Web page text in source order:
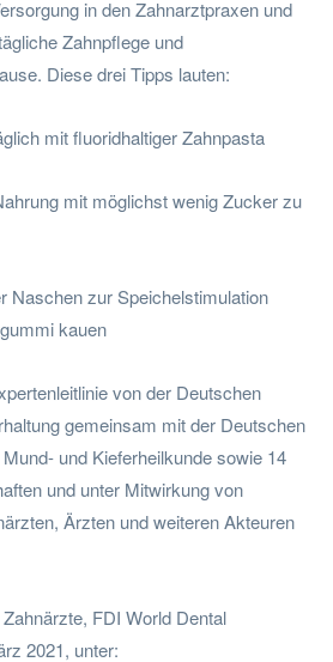
in den Zahnarztpraxen und
Zahnpflege und
Diese drei Tipps lauten:
mit fluoridhaltiger Zahnpasta
mit möglichst wenig Zucker zu
Naschen zur Speichelstimulation
kauen
von der Deutschen
gemeinsam mit der Deutschen
und Kieferheilkunde sowie 14
und unter Mitwirkung von
Ärzten und weiteren Akteuren
FDI World Dental
2021, unter: